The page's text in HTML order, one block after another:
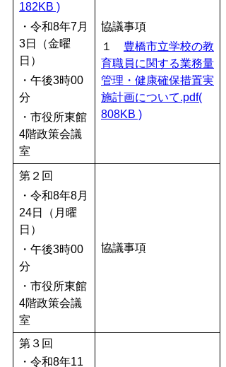
182KB )
・令和8年7月
3日（金曜
日）
・午後3時00
分
・市役所東館
4階政策会議
室
協議事項
１ 豊橋市立学校の教
育職員に関する業務量
管理・健康確保措置実
施計画について.pdf(
808KB )
第２回
・令和8年8月
24日（月曜
日）
・午後3時00
分
・市役所東館
4階政策会議
室
協議事項
第３回
・令和8年11